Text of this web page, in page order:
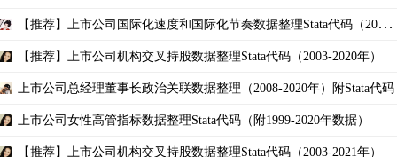
【推荐】上市公司国际化速度和国际化节奏数据整理Stata代码（2001-
【推荐】上市公司机构交叉持股数据整理Stata代码（2003-2020年）
上市公司总经理董事长政治关联数据整理（2008-2020年）附Stata代码
上市公司女性高管指标数据整理Stata代码（附1999-2020年数据）
【推荐】上市公司机构交叉持股数据整理Stata代码（2003-2021年）